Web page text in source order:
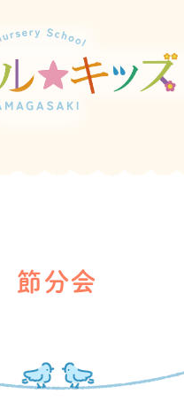
節分会